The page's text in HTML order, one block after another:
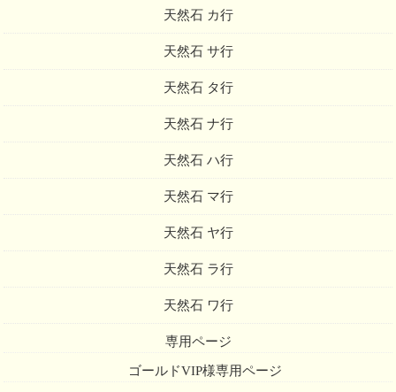
天然石 カ行
天然石 サ行
天然石 タ行
天然石 ナ行
天然石 ハ行
天然石 マ行
天然石 ヤ行
天然石 ラ行
天然石 ワ行
専用ページ
ゴールドVIP様専用ページ